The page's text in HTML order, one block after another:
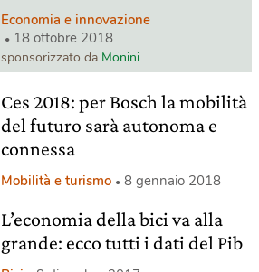
Economia e innovazione
18 ottobre 2018
sponsorizzato da Monini
Ces 2018: per Bosch la mobilità
del futuro sarà autonoma e
connessa
Mobilità e turismo 8 gennaio 2018
L’economia della bici va alla
grande: ecco tutti i dati del Pib